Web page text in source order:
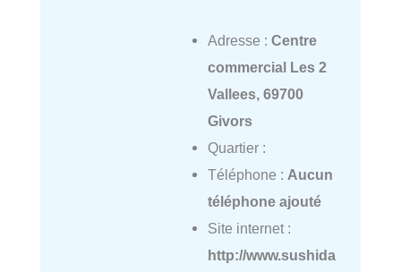
Adresse : Centre
commercial Les 2
Vallees, 69700
Givors
Quartier :
Téléphone : Aucun
téléphone ajouté
Site internet :
http://www.sushida